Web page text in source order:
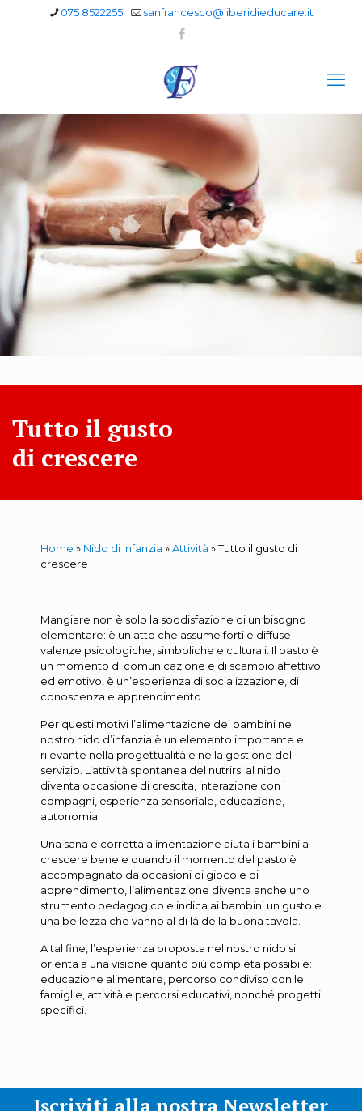
075 8522255 sanfrancesco@liberidieducare.it
Tutto il gusto
di crescere
Home » Nido di Infanzia »Attività »Tutto il gusto di
crescere
Mangiare non è solo la soddisfazione di un bisogno
elementare: è un atto che assume forti e diffuse
valenze psicologiche, simboliche e culturali. Il pasto è
un momento di comunicazione e di scambio affettivo
ed emotivo, è un’esperienza di socializzazione, di
conoscenza e apprendimento.
Per questi motivi l’alimentazione dei bambini nel
nostro nido d’infanzia è un elemento importante e
rilevante nella progettualità e nella gestione del
servizio. L’attività spontanea del nutrirsi al nido
diventa occasione di crescita, interazione con i
compagni, esperienza sensoriale, educazione,
autonomia.
Una sana e corretta alimentazione aiuta i bambini a
crescere bene e quando il momento del pasto è
accompagnato da occasioni di gioco e di
apprendimento, l’alimentazione diventa anche uno
strumento pedagogico e indica ai bambini un gusto e
una bellezza che vanno al di là della buona tavola.
A tal fine, l’esperienza proposta nel nostro nido si
orienta a una visione quanto più completa possibile:
educazione alimentare, percorso condiviso con le
famiglie, attività e percorsi educativi, nonché progetti
specifici.
Iscriviti alla nostra Newsletter